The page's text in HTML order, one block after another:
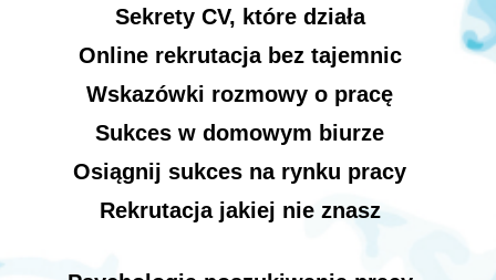
Sekrety CV, które działa
Online rekrutacja bez tajemnic
Wskazówki rozmowy o pracę
Sukces w domowym biurze
Osiągnij sukces na rynku pracy
Rekrutacja jakiej nie znasz